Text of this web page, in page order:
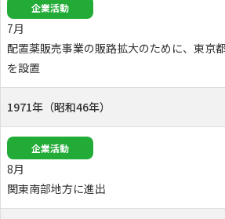
企業活動
7月
配置薬販売事業の販路拡大のために、東京
を設置
1971年（昭和46年）
企業活動
8月
関東南部地方に進出